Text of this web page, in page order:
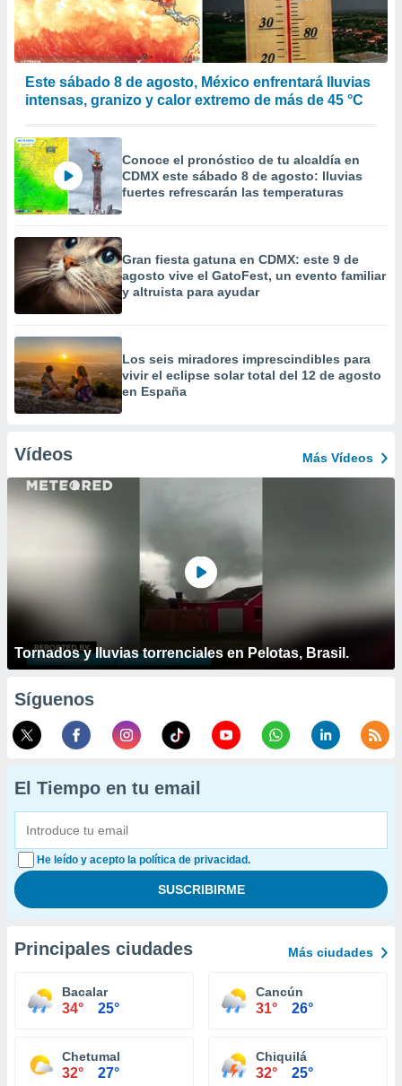
Este sábado 8 de agosto, México enfrentará lluvias
intensas, granizo y calor extremo de más de 45 °C
Conoce el pronóstico de tu alcaldía en
CDMX este sábado 8 de agosto: lluvias
fuertes refrescarán las temperaturas
Gran fiesta gatuna en CDMX: este 9 de
agosto vive el GatoFest, un evento familiar
y altruista para ayudar
Los seis miradores imprescindibles para
vivir el eclipse solar total del 12 de agosto
en España
Vídeos Más Vídeos
Tornados y lluvias torrenciales en Pelotas, Brasil.
Síguenos
El Tiempo en tu email
He leído y acepto la política de privacidad.
Principales ciudades Más ciudades
Bacalar
34° 25°
Cancún
31° 26°
Chetumal
32° 27°
Chiquilá
32° 25°